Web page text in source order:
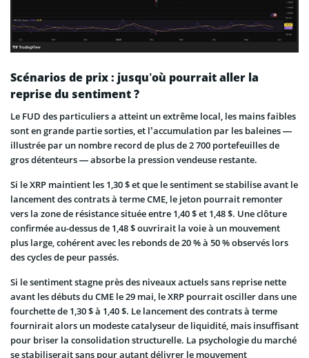
Scénarios de prix : jusqu’où pourrait aller la
reprise du sentiment ?
Le FUD des particuliers a atteint un extrême local, les mains faibles
sont en grande partie sorties, et l’accumulation par les baleines —
illustrée par un nombre record de plus de 2 700 portefeuilles de
gros détenteurs — absorbe la pression vendeuse restante.
Si le XRP maintient les 1,30 $ et que le sentiment se stabilise avant le
lancement des contrats à terme CME, le jeton pourrait remonter
vers la zone de résistance située entre 1,40 $ et 1,48 $. Une clôture
confirmée au-dessus de 1,48 $ ouvrirait la voie à un mouvement
plus large, cohérent avec les rebonds de 20 % à 50 % observés lors
des cycles de peur passés.
Si le sentiment stagne près des niveaux actuels sans reprise nette
avant les débuts du CME le 29 mai, le XRP pourrait osciller dans une
fourchette de 1,30 $ à 1,40 $. Le lancement des contrats à terme
fournirait alors un modeste catalyseur de liquidité, mais insuffisant
pour briser la consolidation structurelle. La psychologie du marché
se stabiliserait sans pour autant délivrer le mouvement